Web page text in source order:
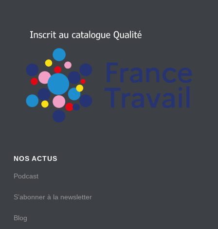
NOS ACTUS
Podcast
S’abonner à la newsletter
Blog